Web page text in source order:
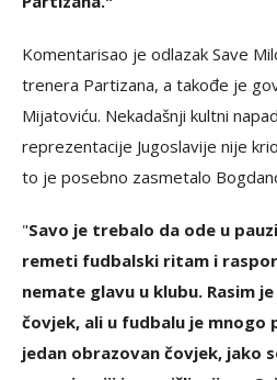
Komentarisao je odlazak Save
trenera Partizana, a takođe je
Mijatoviću. Nekadašnji kultni
reprezentacije Jugoslavije nije
to je posebno zasmetalo
"Savo je trebalo da ode u
remeti fudbalski ritam i
nemate glavu u klubu. Rasim
čovjek, ali u fudbalu je mnogo
jedan obrazovan čovjek, jako